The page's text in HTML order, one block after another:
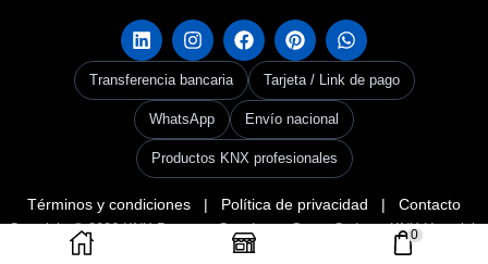
0
Transferencia bancaria Tarjeta / Link de pago
WhatsApp Envío nacional
Productos KNX profesionales
Términos y condiciones | Política de privacidad | Contacto
Copyright © 2026KNX Panama. Creado por Grupo Codax –KNX Userclub
Panama & Codax Group